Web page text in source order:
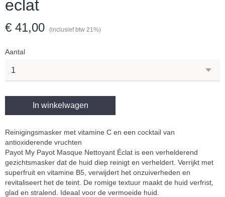
eclat
€ 41,00 (inclusief btw 21%)
Aantal
In winkelwagen
Reinigingsmasker met vitamine C en een cocktail van
antioxiderende vruchten
Payot My Payot Masque Nettoyant Éclat is een verhelderend
gezichtsmasker dat de huid diep reinigt en verheldert. Verrijkt met
superfruit en vitamine B5, verwijdert het onzuiverheden en
revitaliseert het de teint. De romige textuur maakt de huid verfrist,
glad en stralend. Ideaal voor de vermoeide huid.